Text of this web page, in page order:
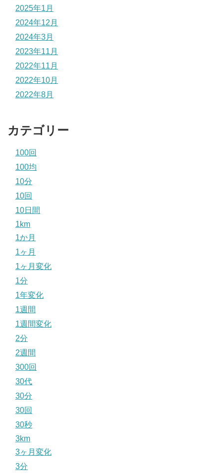
2025年1月
2024年12月
2024年3月
2023年11月
2022年11月
2022年10月
2022年8月
カテゴリー
100回
100均
10分
10回
10日間
1km
1か月
1ヶ月
1ヶ月変化
1分
1年変化
1週間
1週間変化
2分
2週間
300回
30代
30分
30回
30秒
3km
3ヶ月変化
3分